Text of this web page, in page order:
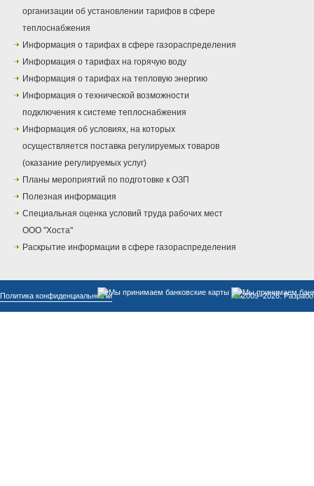
организации об установлении тарифов в сфере
теплоснабжения
Информация о тарифах в сфере газораспределения
Информация о тарифах на горячую воду
Информация о тарифах на тепловую энергию
Информация о технической возможности
подключения к системе теплоснабжения
Информация об условиях, на которых
осуществляется поставка регулируемых товаров
(оказание регулируемых услуг)
Планы мероприятий по подготовке к ОЗП
Полезная информация
Специальная оценка условий труда рабочих мест
ООО "Хоста"
Раскрытие информации в сфере газораспределения
Политика конфиденциальности © 2009–2026.